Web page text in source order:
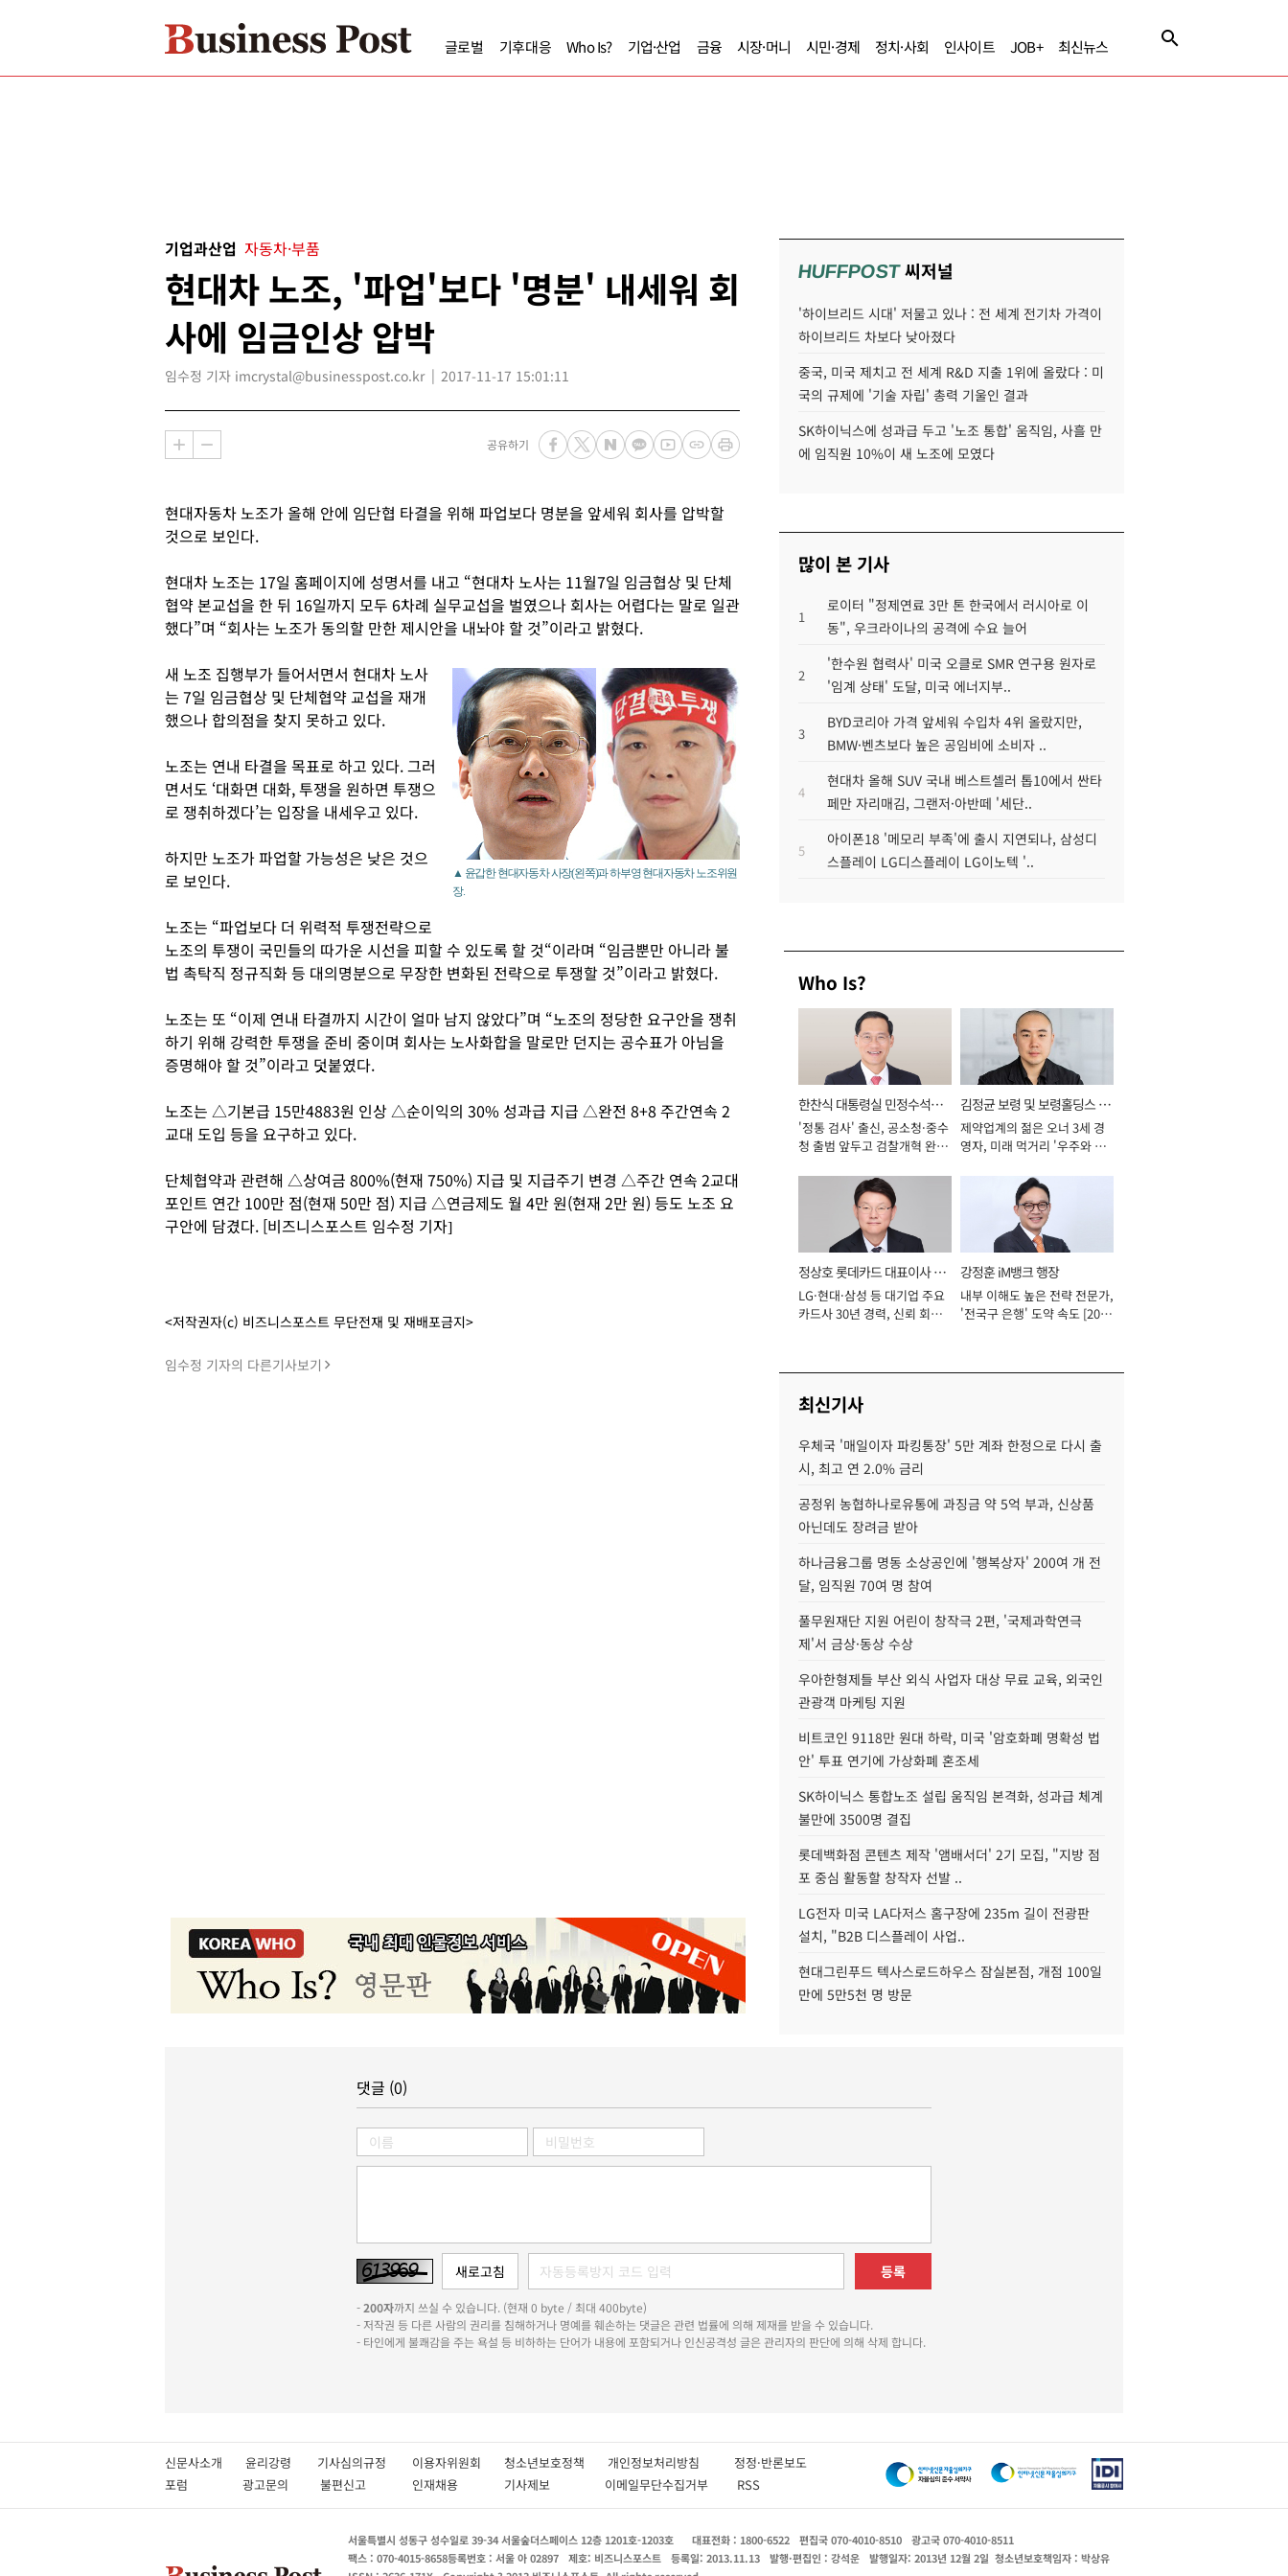
글로벌 기후대응 Who Is? 기업·산업 금융 시장·머니 시민·경제 정치·사회 인사이트 JOB+ 최신뉴스
기업과산업 자동차·부품
현대차 노조, '파업'보다 '명분' 내세워 회
사에 임금인상 압박
임수정 기자 imcrystal@businesspost.co.kr 2017-11-17 15:01:11
공유하기
현대자동차 노조가 올해 안에 임단협 타결을 위해 파업보다 명분을 앞세워 회사를 압박할
것으로 보인다.
현대차 노조는 17일 홈페이지에 성명서를 내고 “현대차 노사는 11월7일 임금협상 및 단체
협약 본교섭을 한 뒤 16일까지 모두 6차례 실무교섭을 벌였으나 회사는 어렵다는 말로 일관
했다”며 “회사는 노조가 동의할 만한 제시안을 내놔야 할 것”이라고 밝혔다.
▲ 윤갑한 현대자동차 사장(왼쪽)과 하부영 현대자동차 노조위원
장.
새 노조 집행부가 들어서면서 현대차 노사
는 7일 임금협상 및 단체협약 교섭을 재개
했으나 합의점을 찾지 못하고 있다.
노조는 연내 타결을 목표로 하고 있다. 그러
면서도 ‘대화면 대화, 투쟁을 원하면 투쟁으
로 쟁취하겠다’는 입장을 내세우고 있다.
하지만 노조가 파업할 가능성은 낮은 것으
로 보인다.
노조는 “파업보다 더 위력적 투쟁전략으로
노조의 투쟁이 국민들의 따가운 시선을 피할 수 있도록 할 것“이라며 “임금뿐만 아니라 불
법 촉탁직 정규직화 등 대의명분으로 무장한 변화된 전략으로 투쟁할 것”이라고 밝혔다.
노조는 또 “이제 연내 타결까지 시간이 얼마 남지 않았다”며 “노조의 정당한 요구안을 쟁취
하기 위해 강력한 투쟁을 준비 중이며 회사는 노사화합을 말로만 던지는 공수표가 아님을
증명해야 할 것”이라고 덧붙였다.
노조는 △기본급 15만4883원 인상 △순이익의 30% 성과급 지급 △완전 8+8 주간연속 2
교대 도입 등을 요구하고 있다.
단체협약과 관련해 △상여금 800%(현재 750%) 지급 및 지급주기 변경 △주간 연속 2교대
포인트 연간 100만 점(현재 50만 점) 지급 △연금제도 월 4만 원(현재 2만 원) 등도 노조 요
구안에 담겼다. [비즈니스포스트 임수정 기자]
<저작권자(c) 비즈니스포스트 무단전재 및 재배포금지>
임수정 기자의 다른기사보기
HUFFPOST씨저널
'하이브리드 시대' 저물고 있나 : 전 세계 전기차 가격이
하이브리드 차보다 낮아졌다
중국, 미국 제치고 전 세계 R&D 지출 1위에 올랐다 : 미
국의 규제에 '기술 자립' 총력 기울인 결과
SK하이닉스에 성과급 두고 '노조 통합' 움직임, 사흘 만
에 임직원 10%이 새 노조에 모였다
많이 본 기사
1
로이터 "정제연료 3만 톤 한국에서 러시아로 이
동", 우크라이나의 공격에 수요 늘어
2
'한수원 협력사' 미국 오클로 SMR 연구용 원자로
'임계 상태' 도달, 미국 에너지부..
3
BYD코리아 가격 앞세워 수입차 4위 올랐지만,
BMW·벤츠보다 높은 공임비에 소비자 ..
4
현대차 올해 SUV 국내 베스트셀러 톱10에서 싼타
페만 자리매김, 그랜저·아반떼 '세단..
5
아이폰18 '메모리 부족'에 출시 지연되나, 삼성디
스플레이 LG디스플레이 LG이노텍 '..
Who Is?
한찬식 대통령실 민정수석비
서관
'정통 검사' 출신, 공소청·중수
청 출범 앞두고 검찰개혁 완수
김정균 보령 및 보령홀딩스 대
표이사 사장
제약업계의 젊은 오너 3세 경
영자, 미래 먹거리 '우주와 헬
정상호 롯데카드 대표이사 사
장
LG·현대·삼성 등 대기업 주요
카드사 30년 경력, 신뢰 회복
강정훈 iM뱅크 행장
내부 이해도 높은 전략 전문가,
'전국구 은행' 도약 속도 [2026
최신기사
우체국 '매일이자 파킹통장' 5만 계좌 한정으로 다시 출
시, 최고 연 2.0% 금리
공정위 농협하나로유통에 과징금 약 5억 부과, 신상품
아닌데도 장려금 받아
하나금융그룹 명동 소상공인에 '행복상자' 200여 개 전
달, 임직원 70여 명 참여
풀무원재단 지원 어린이 창작극 2편, '국제과학연극
제'서 금상·동상 수상
우아한형제들 부산 외식 사업자 대상 무료 교육, 외국인
관광객 마케팅 지원
비트코인 9118만 원대 하락, 미국 '암호화폐 명확성 법
안' 투표 연기에 가상화폐 혼조세
SK하이닉스 통합노조 설립 움직임 본격화, 성과급 체계
불만에 3500명 결집
롯데백화점 콘텐츠 제작 '앰배서더' 2기 모집, "지방 점
포 중심 활동할 창작자 선발 ..
LG전자 미국 LA다저스 홈구장에 235m 길이 전광판
설치, "B2B 디스플레이 사업..
현대그린푸드 텍사스로드하우스 잠실본점, 개점 100일
만에 5만5천 명 방문
댓글 (0)
등록
-200자까지 쓰실 수 있습니다. (현재 0 byte / 최대 400byte)
- 저작권 등 다른 사람의 권리를 침해하거나 명예를 훼손하는 댓글은 관련 법률에 의해 제재를 받을 수 있습니다.
- 타인에게 불쾌감을 주는 욕설 등 비하하는 단어가 내용에 포함되거나 인신공격성 글은 관리자의 판단에 의해 삭제 합니다.
신문사소개 윤리강령 기사심의규정 이용자위원회 청소년보호정책 개인정보처리방침 정정·반론보도
포럼
광고문의 불편신고 인재채용 기사제보 이메일무단수집거부 RSS
서울특별시 성동구 성수일로 39-34 서울숲더스페이스 12층 1201호-1203호 대표전화 : 1800-6522 편집국 070-4010-8510
광고국 070-4010-8511
팩스 : 070-4015-8658등록번호 : 서울 아 02897 제호: 비즈니스포스트 등록일: 2013.11.13 발행·편집인 : 강석운 발행일자: 2013년 12월 2일 청소년보호책임자 : 박상유